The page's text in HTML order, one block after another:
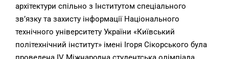
архітектури спільно з Інститутом спеціального
зв’язку та захисту інформації Національного
технічного університету України «Київський
політехнічний інститут» імені Ігоря Сікорського була